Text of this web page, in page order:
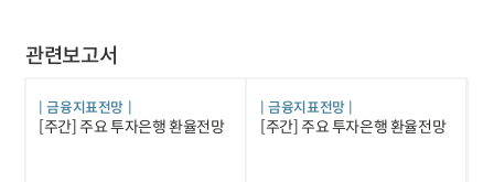
관련보고서
금융지표전망
[주간] 주요 투자은행 환율전망
금융지표전망
[주간] 주요 투자은행 환율전망